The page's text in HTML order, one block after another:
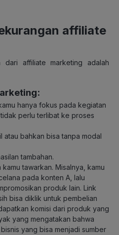
affiliate
dari affiliate marketing adalah
hanya fokus pada kegiatan
perlu terlibat ke proses
atau bahkan bisa tanpa modal
tambahan.
tawarkan. Misalnya, kamu
pada konten A, lalu
produk lain. Link
bisa diklik untuk pembelian
komisi dari produk yang
yang mengatakan bahwa
yang bisa menjadi sumber